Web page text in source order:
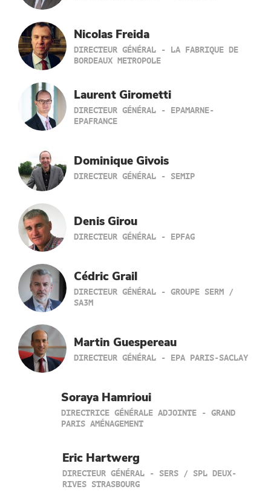
Nicolas Freida
DIRECTEUR GÉNÉRAL - LA FABRIQUE DE
BORDEAUX METROPOLE
Laurent Girometti
DIRECTEUR GÉNÉRAL - EPAMARNE-
EPAFRANCE
Dominique Givois
DIRECTEUR GÉNÉRAL - SEMIP
Denis Girou
DIRECTEUR GÉNÉRAL - EPFAG
Cédric Grail
DIRECTEUR GÉNÉRAL - GROUPE SERM /
SA3M
Martin Guespereau
DIRECTEUR GÉNÉRAL - EPA PARIS-SACLAY
Soraya Hamrioui
DIRECTRICE GÉNÉRALE ADJOINTE - GRAND
PARIS AMÉNAGEMENT
Eric Hartwerg
DIRECTEUR GÉNÉRAL - SERS / SPL DEUX-
RIVES STRASBOURG